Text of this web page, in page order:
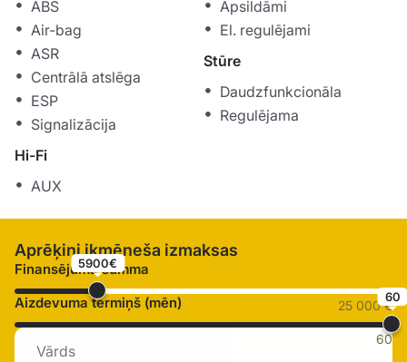
ABS
Air-bag
ASR
Centrālā atslēga
ESP
Signalizācija
Hi-Fi
AUX
Apsildāmi
El. regulējami
Stūre
Daudzfunkcionāla
Regulējama
Aprēķini ikmēneša izmaksas
Finansējuma summa
5900€
25 000 €
Aizdevuma termiņš (mēn) 60
60